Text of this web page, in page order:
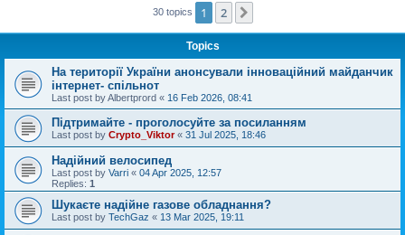
30 topics 1 2
Topics
На території України анонсували інноваційний майданчик
інтернет- спільнот
Last post byAlbertprord « 16 Feb 2026, 08:41
Підтримайте - проголосуйте за посиланням
Last post by Crypto_Viktor« 31 Jul 2025, 18:46
Надійний велосипед
Last post by Varri « 04 Apr 2025, 12:57
Replies: 1
Шукаєте надійне газове обладнання?
Last post by TechGaz « 13 Mar 2025, 19:11